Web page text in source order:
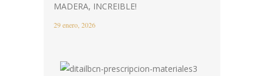
MADERA, INCREIBLE!
29 enero, 2026